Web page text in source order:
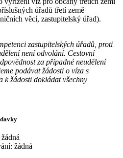
úřadů třetí země
věcí, zastupitelský úřad).
zastupitelských úřadů, proti
není odvolání. Cestovní
za případné neudělení
podávat žádosti o víza s
k žádosti dokládat všechny
žádná